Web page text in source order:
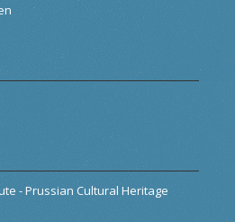
- Prussian Cultural Heritage